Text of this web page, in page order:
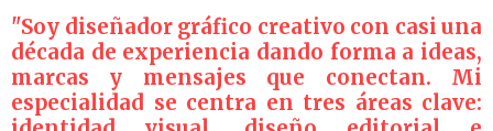
"Soy diseñador gráfico creativo con casi una
década de experiencia dando forma a ideas,
marcas y mensajes que conectan. Mi
especialidad se centra en tres áreas clave: